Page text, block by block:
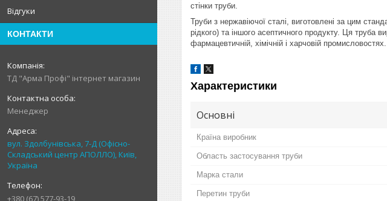
Відгуки
КОНТАКТИ
ТД "Арма Профі" інтернет магазин
Менеджер
вул. Здолбунівська, 7-Д (Офісно-
Складський центр АПОЛЛО), Київ,
Україна
+380 (67) 577-93-19
стінки труби.
Труби з нержавіючої сталі, виготовлені за цим
рідкого) та іншого асептичного продукту. Ця труба
фармацевтичній, хімічній і харчовій промисловостях.
Характеристики
Основні
Країна виробник
Область застосування труби
Марка стали
Перетин труби